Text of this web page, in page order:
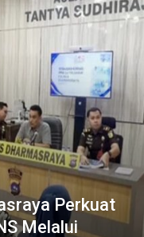
Perkuat
Melalui